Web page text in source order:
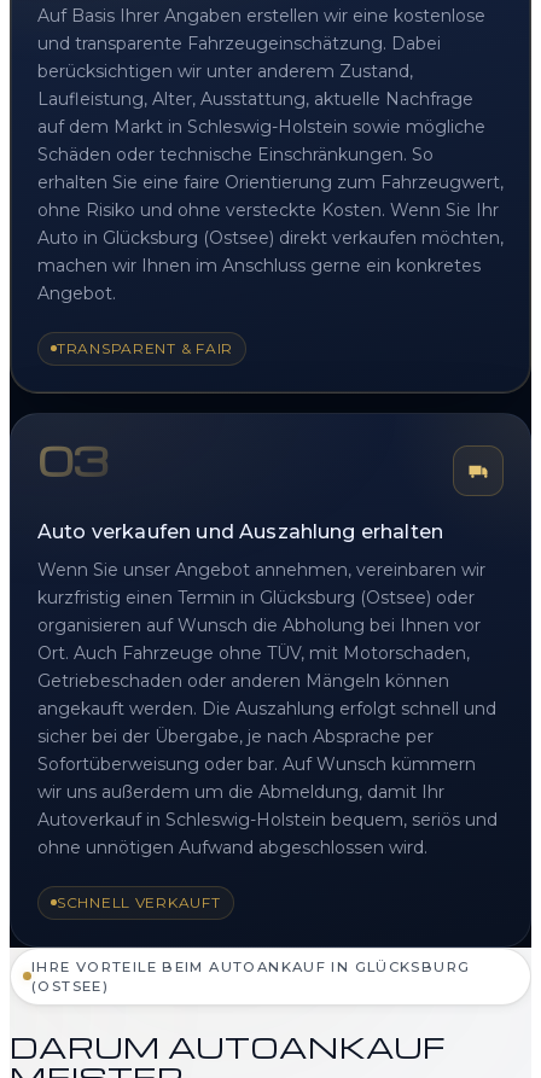
Auf Basis Ihrer Angaben erstellen wir eine kostenlose
und transparente Fahrzeugeinschätzung. Dabei
berücksichtigen wir unter anderem Zustand,
Laufleistung, Alter, Ausstattung, aktuelle Nachfrage
auf dem Markt in Schleswig-Holstein sowie mögliche
Schäden oder technische Einschränkungen. So
erhalten Sie eine faire Orientierung zum Fahrzeugwert,
ohne Risiko und ohne versteckte Kosten. Wenn Sie Ihr
Auto in Glücksburg (Ostsee) direkt verkaufen möchten,
machen wir Ihnen im Anschluss gerne ein konkretes
Angebot.
TRANSPARENT & FAIR
03
Auto verkaufen und Auszahlung erhalten
Wenn Sie unser Angebot annehmen, vereinbaren wir
kurzfristig einen Termin in Glücksburg (Ostsee) oder
organisieren auf Wunsch die Abholung bei Ihnen vor
Ort. Auch Fahrzeuge ohne TÜV, mit Motorschaden,
Getriebeschaden oder anderen Mängeln können
angekauft werden. Die Auszahlung erfolgt schnell und
sicher bei der Übergabe, je nach Absprache per
Sofortüberweisung oder bar. Auf Wunsch kümmern
wir uns außerdem um die Abmeldung, damit Ihr
Autoverkauf in Schleswig-Holstein bequem, seriös und
ohne unnötigen Aufwand abgeschlossen wird.
SCHNELL VERKAUFT
IHRE VORTEILE BEIM AUTOANKAUF IN GLÜCKSBURG
(OSTSEE)
DARUM AUTOANKAUF